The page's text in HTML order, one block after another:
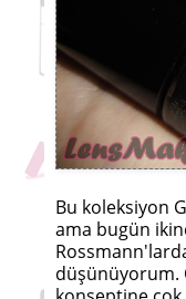
Bu koleksiyon
ama bugün
düşünüyorum.